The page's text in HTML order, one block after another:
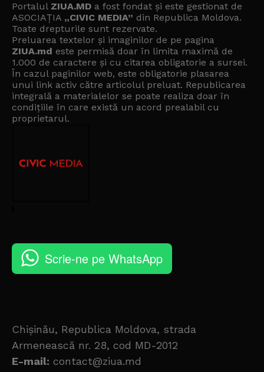
Portalul ZIUA.MD a fost fondat și este gestionat de
ASOCIAȚIA „CIVIC MEDIA” din Republica Moldova.
Toate drepturile sunt rezervate.
Preluarea textelor și imaginilor de pe pagina
ZIUA.md este permisă doar în limita maximă de
1.000 de caractere și cu citarea obligatorie a sursei.
În cazul paginilor web, este obligatorie plasarea
unui link activ către articolul preluat. Republicarea
integrală a materialelor se poate realiza doar în
condițiile în care există un acord prealabil cu
proprietarul.
Scrie-ne pe WhatsApp
Chișinău, Republica Moldova, strada
Armenească nr. 28, cod MD-2012
E-mail: contact@ziua.md